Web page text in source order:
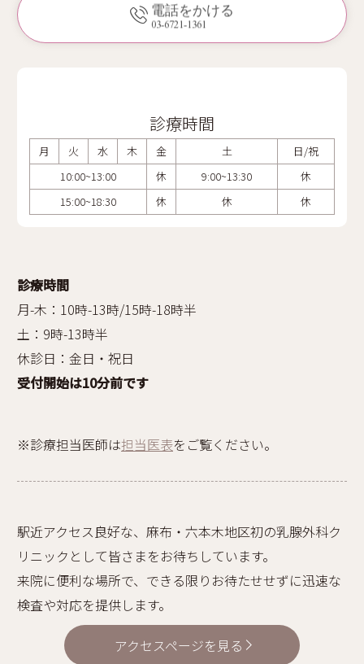
電話をかける
03-6721-1361
診療時間
月 火 水 木 金 土
日/祝
10:00~13:00
休 9:00~13:30
休
15:00~18:30
休 休 休
診療時間
月-木：10時-13時/15時-18時半
土：9時-13時半
休診日：金日・祝日
受付開始は10分前です
※診療担当医師は担当医表をご覧ください。
駅近アクセス良好な、麻布・六本木地区初の乳腺外科ク
リニックとして皆さまをお待ちしています。
来院に便利な場所で、できる限りお待たせせずに迅速な
検査や対応を提供します。
アクセスページを見る